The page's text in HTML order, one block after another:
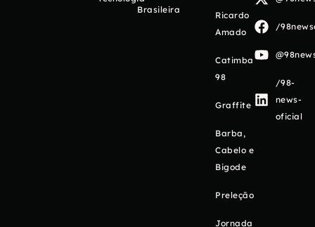
Brasileira
Ricardo
Amado
Catimba
98
Graffite
Barba,
Cabelo e
Bigode
Preleção
Jornada
/
/98-
news-
oficial